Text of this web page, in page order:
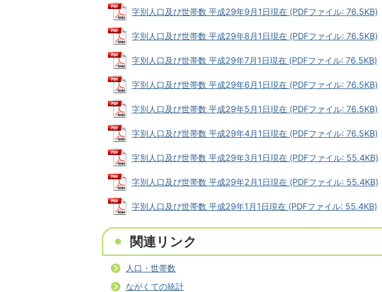
字別人口及び世帯数 平成29年9月1日現在 (PDFファイル: 76.5KB)
字別人口及び世帯数 平成29年8月1日現在 (PDFファイル: 76.5KB)
字別人口及び世帯数 平成29年7月1日現在 (PDFファイル: 76.5KB)
字別人口及び世帯数 平成29年6月1日現在 (PDFファイル: 76.5KB)
字別人口及び世帯数 平成29年5月1日現在 (PDFファイル: 76.5KB)
字別人口及び世帯数 平成29年4月1日現在 (PDFファイル: 76.5KB)
字別人口及び世帯数 平成29年3月1日現在 (PDFファイル: 55.4KB)
字別人口及び世帯数 平成29年2月1日現在 (PDFファイル: 55.4KB)
字別人口及び世帯数 平成29年1月1日現在 (PDFファイル: 55.4KB)
関連リンク
人口・世帯数
ながくての統計